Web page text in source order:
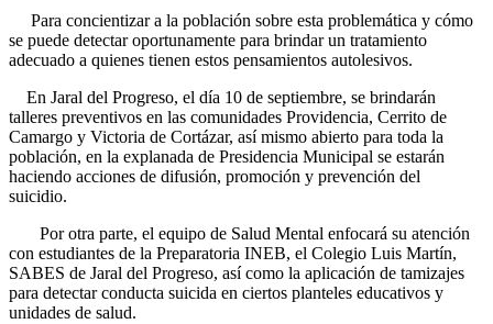
Para concientizar a la población sobre esta problemática y cómo
se puede detectar oportunamente para brindar un tratamiento
adecuado a quienes tienen estos pensamientos autolesivos.
En Jaral del Progreso, el día 10 de septiembre, se brindarán
talleres preventivos en las comunidades Providencia, Cerrito de
Camargo y Victoria de Cortázar, así mismo abierto para toda la
población, en la explanada de Presidencia Municipal se estarán
haciendo acciones de difusión, promoción y prevención del
suicidio.
Por otra parte, el equipo de Salud Mental enfocará su atención
con estudiantes de la Preparatoria INEB, el Colegio Luis Martín,
SABES de Jaral del Progreso, así como la aplicación de tamizajes
para detectar conducta suicida en ciertos planteles educativos y
unidades de salud.